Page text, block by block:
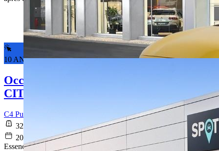
10 ANS DE GARANTIE*
Occasion
CITROEN C4
C4 PureTech 100 S&S BVM6 Live
32 142 km
2021-06-29
Essence sans plomb